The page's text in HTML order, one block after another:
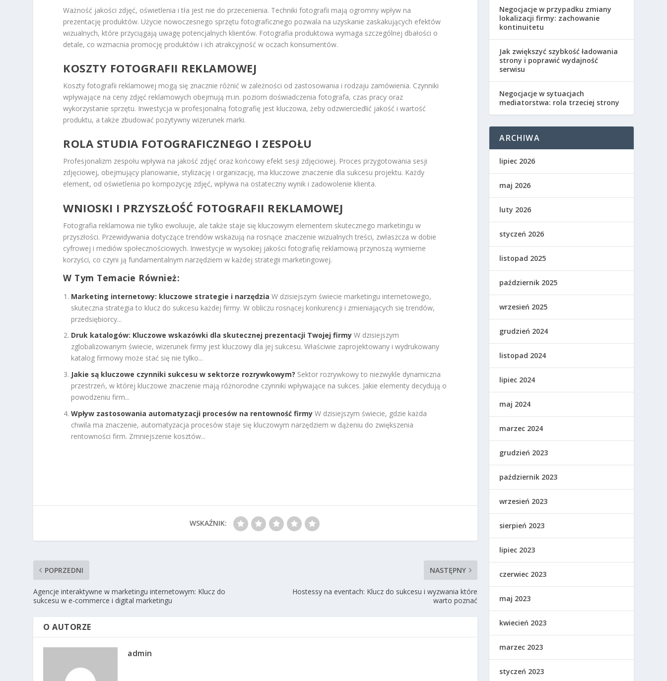
Ważność jakości zdjęć, oświetlenia i tła jest nie do przecenienia. Techniki fotografii mają ogromny wpływ na
prezentację produktów. Użycie nowoczesnego sprzętu fotograficznego pozwala na uzyskanie zaskakujących efektów
wizualnych, które przyciągają uwagę potencjalnych klientów. Fotografia produktowa wymaga szczególnej dbałości o
detale, co wzmacnia promocję produktów i ich atrakcyjność w oczach konsumentów.
KOSZTY FOTOGRAFII REKLAMOWEJ
Koszty fotografii reklamowej mogą się znacznie różnić w zależności od zastosowania i rodzaju zamówienia. Czynniki
wpływające na ceny zdjęć reklamowych obejmują m.in. poziom doświadczenia fotografa, czas pracy oraz
wykorzystanie sprzętu. Inwestycja w profesjonalną fotografię jest kluczowa, żeby odzwierciedlić jakość i wartość
produktu, a także zbudować pozytywny wizerunek marki.
ROLA STUDIA FOTOGRAFICZNEGO I ZESPOŁU
Profesjonalizm zespołu wpływa na jakość zdjęć oraz końcowy efekt sesji zdjęciowej. Proces przygotowania sesji
zdjęciowej, obejmujący planowanie, stylizację i organizację, ma kluczowe znaczenie dla sukcesu projektu. Każdy
element, od oświetlenia po kompozycję zdjęć, wpływa na ostateczny wynik i zadowolenie klienta.
WNIOSKI I PRZYSZŁOŚĆ FOTOGRAFII REKLAMOWEJ
Fotografia reklamowa nie tylko ewoluuje, ale także staje się kluczowym elementem skutecznego marketingu w
przyszłości. Przewidywania dotyczące trendów wskazują na rosnące znaczenie wizualnych treści, zwłaszcza w dobie
cyfrowej i mediów społecznościowych. Inwestycje w wysokiej jakości fotografię reklamową przynoszą wymierne
korzyści, co czyni ją fundamentalnym narzędziem w każdej strategii marketingowej.
W Tym Temacie Również:
Marketing internetowy: kluczowe strategie i narzędzia W dzisiejszym świecie marketingu internetowego,
skuteczna strategia to klucz do sukcesu każdej firmy. W obliczu rosnącej konkurencji i zmieniających się trendów,
przedsiębiorcy...
Druk katalogów: Kluczowe wskazówki dla skutecznej prezentacji Twojej firmy W dzisiejszym
zglobalizowanym świecie, wizerunek firmy jest kluczowy dla jej sukcesu. Właściwie zaprojektowany i wydrukowany
katalog firmowy może stać się nie tylko...
Jakie są kluczowe czynniki sukcesu w sektorze rozrywkowym? Sektor rozrywkowy to niezwykle dynamiczna
przestrzeń, w której kluczowe znaczenie mają różnorodne czynniki wpływające na sukces. Jakie elementy decydują o
powodzeniu firm...
Wpływ zastosowania automatyzacji procesów na rentowność firmy W dzisiejszym świecie, gdzie każda
chwila ma znaczenie, automatyzacja procesów staje się kluczowym narzędziem w dążeniu do zwiększenia
rentowności firm. Zmniejszenie kosztów...
WSKAŹNIK:
POPRZEDNI
Agencje interaktywne w marketingu internetowym: Klucz do
sukcesu w e-commerce i digital marketingu
NASTĘPNY
Hostessy na eventach: Klucz do sukcesu i wyzwania które
warto poznać
O AUTORZE
admin
Negocjacje w przypadku zmiany
lokalizacji firmy: zachowanie
kontinuitetu
Jak zwiększyć szybkość ładowania
strony i poprawić wydajność
serwisu
Negocjacje w sytuacjach
mediatorstwa: rola trzeciej strony
ARCHIWA
lipiec 2026
maj 2026
luty 2026
styczeń 2026
listopad 2025
październik 2025
wrzesień 2025
grudzień 2024
listopad 2024
lipiec 2024
maj 2024
marzec 2024
grudzień 2023
październik 2023
wrzesień 2023
sierpień 2023
lipiec 2023
czerwiec 2023
maj 2023
kwiecień 2023
marzec 2023
styczeń 2023